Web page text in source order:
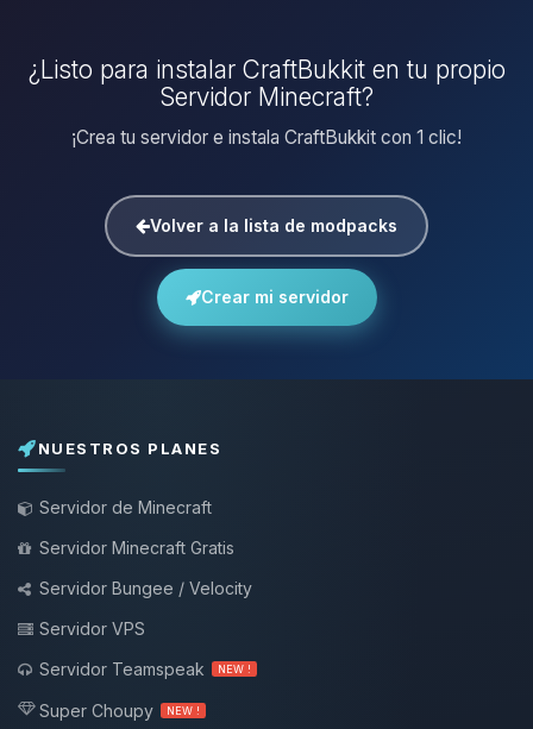
¿Listo para instalar CraftBukkit en tu propio
Servidor Minecraft?
¡Crea tu servidor e instala CraftBukkit con 1 clic!
Volver a la lista de modpacks
Crear mi servidor
NUESTROS PLANES
Servidor de Minecraft
Servidor Minecraft Gratis
Servidor Bungee / Velocity
Servidor VPS
Servidor Teamspeak
NEW !
Super Choupy NEW !